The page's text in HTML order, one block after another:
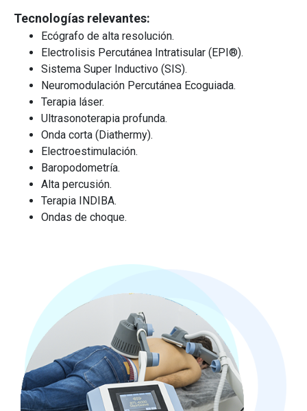
Tecnologías relevantes:
Ecógrafo de alta resolución.
Electrolisis Percutánea Intratisular (EPI®).
Sistema Super Inductivo (SIS).
Neuromodulación Percutánea Ecoguiada.
Terapia láser.
Ultrasonoterapia profunda.
Onda corta (Diathermy).
Electroestimulación.
Baropodometría.
Alta percusión.
Terapia INDIBA.
Ondas de choque.